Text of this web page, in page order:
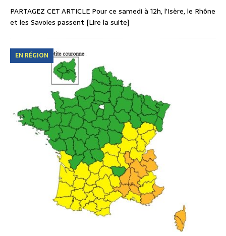
PARTAGEZ CET ARTICLE Pour ce samedi à 12h, l’Isère, le Rhône
et les Savoies passent [Lire la suite]
EN RÉGION